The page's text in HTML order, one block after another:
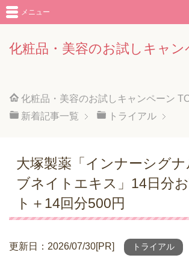
化粧品・美容のお試しキャン
メニュー
化粧品・美容のお試しキャンペーン
新着記事一覧
トライアル
大塚製薬「インナーシグナ
ブネイトエキス」14日分
ト＋14回分500円
更新日：2026/07/30[PR] トライアル